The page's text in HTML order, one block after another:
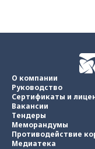
О компании
Руководство
Сертификаты и
Вакансии
Тендеры
Меморандумы
Противодействие
Медиатека